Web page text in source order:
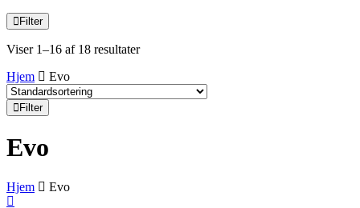
Filter
Viser 1–16 af 18 resultater
Hjem
Evo
Filter
Evo
Hjem Evo